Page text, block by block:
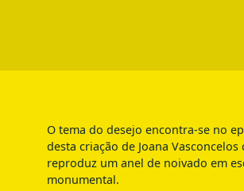
O tema do desejo encontra-se no
desta criação de Joana Vasconcelos
reproduz um anel de noivado em
monumental.